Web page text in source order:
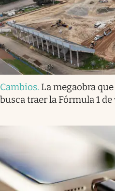
Cambios. La megaobra
busca traer la Fórmula 1